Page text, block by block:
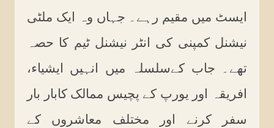
ایسٹ میں مقیم رہے۔ جہاں وہ ایک ملٹی
نیشنل کمپنی کی انٹر نیشنل ٹیم کا حصہ
تھے۔ جاب کےسلسلہ میں انہیں ایشیاء،
افریقہ اور یورپ کے پچیس ممالک کابار بار
سفر کرنے اور مختلف معاشروں کے